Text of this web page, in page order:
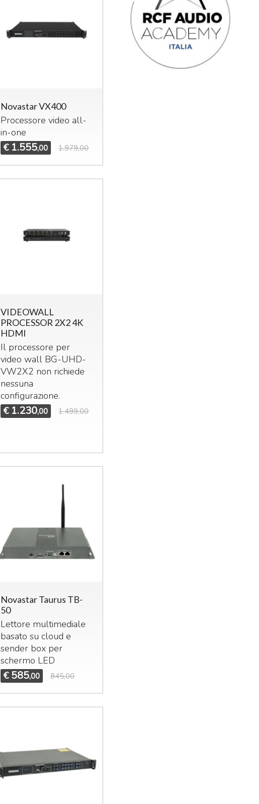
Novastar VX400
Processore video all-
in-one
€ 1.555,00 1.979,00
VIDEOWALL
PROCESSOR 2X2 4K
HDMI
Il processore per
video wall BG-UHD-
VW2X2 non richiede
nessuna
configurazione.
€ 1.230,00 1.499,00
Novastar Taurus TB-
50
Lettore multimediale
basato su cloud e
sender box per
schermo LED
€ 585,00 845,00